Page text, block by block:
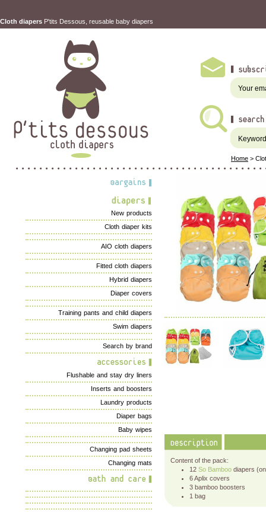
Cloth diapers P'tits Dessous, reusable baby diapers
Home >
New products
Cloth diaper kits
AIO cloth diapers
Fitted cloth diapers
Hybrid diapers
Diaper covers
Training pants and child diapers
Swim diapers
Search by brand
Flushable and stay dry liners
Inserts and boosters
Laundry products
Diaper bags
Baby wipes
Changing pad sheets
Changing mats
Content of the pack:
12 So Bamboo diapers
6 Aplix covers
3 bamboo boosters
1 bag